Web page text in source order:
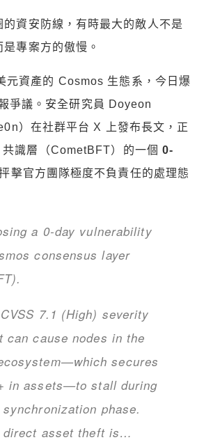
的資安防線，有時最大的敵人不是
是專案方的傲慢。
元資產的 Cosmos 生態系，今日爆
爭議。安全研究員 Doyeon
）在社群平台 X 上發布長文，正
識層（CometBFT）的一個 0-
擊官方團隊極度不負責任的處理態
a 0-day vulnerability
consensus layer
7.1 (High) severity
can cause nodes in the
secures
in assets—to stall during
phase.
direct asset theft is…